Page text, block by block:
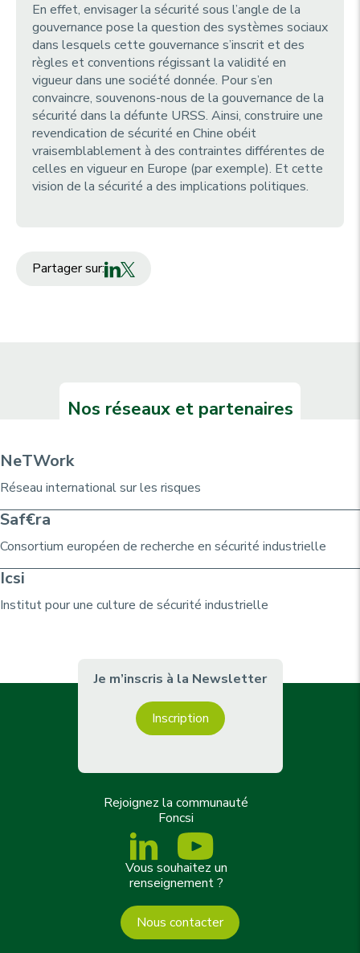
En effet, envisager la sécurité sous l’angle de la
gouvernance pose la question des systèmes sociaux
dans lesquels cette gouvernance s’inscrit et des
règles et conventions régissant la validité en
vigueur dans une société donnée. Pour s’en
convaincre, souvenons-nous de la gouvernance de la
sécurité dans la défunte URSS. Ainsi, construire une
revendication de sécurité en Chine obéit
vraisemblablement à des contraintes différentes de
celles en vigueur en Europe (par exemple). Et cette
vision de la sécurité a des implications politiques.
Partager sur:
Nos réseaux et partenaires
NeTWork
Réseau international sur les risques
Saf€ra
Consortium européen de recherche en sécurité industrielle
Icsi
Institut pour une culture de sécurité industrielle
Je m’inscris à la Newsletter
Inscription
Rejoignez la communauté
Foncsi
Vous souhaitez un
renseignement ?
Nous contacter